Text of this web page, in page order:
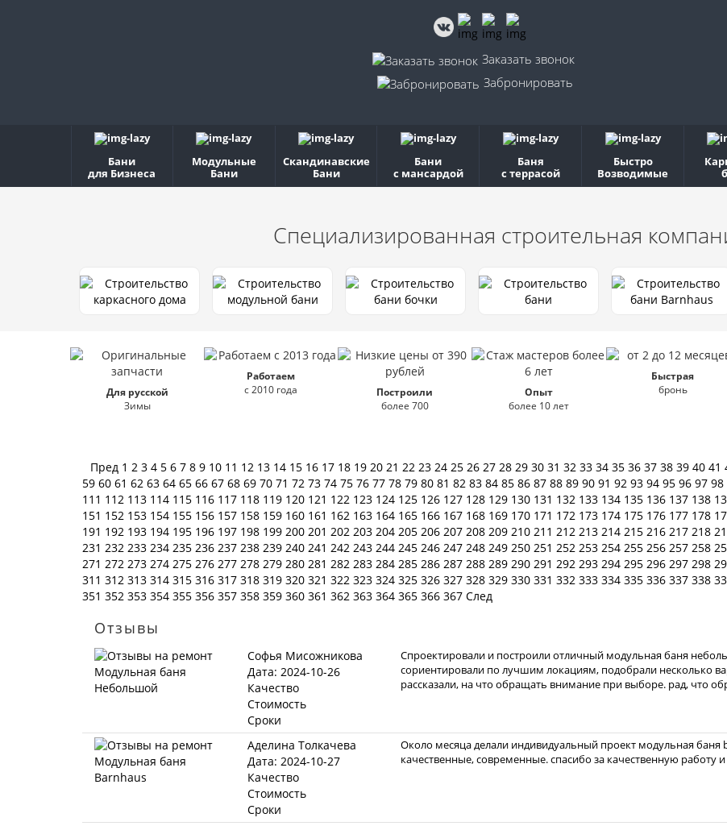
Заказать звонок
Забронировать
Бани
для Бизнеса
Модульные
Бани
Скандинавские
Бани
Бани
с мансардой
Баня
с террасой
Быстро
Возводимые
Специализированная строительная
Для русской
Зимы
Работаем
с 2010 года
Построили
более 700
Опыт
более 10 лет
Быстрая
бронь
Пред 1 2 3 4 5 6 7 8 9 10 11 12 13 14 15 16 17 18 19 20 21 22 23 24 25 26 27 28 29 30 31 32 33 34 35 36 37 38 39 40 41
59 60 61 62 63 64 65 66 67 68 69 70 71 72 73 74 75 76 77 78 79 80 81 82 83 84 85 86 87 88 89 90 91 92 93 94 95 96 97 98
111 112 113 114 115 116 117 118 119 120 121 122 123 124 125 126 127 128 129 130 131 132 133 134 135 136 137 138
151 152 153 154 155 156 157 158 159 160 161 162 163 164 165 166 167 168 169 170 171 172 173 174 175 176 177 178
191 192 193 194 195 196 197 198 199 200 201 202 203 204 205 206 207 208 209 210 211 212 213 214 215 216 217 218
231 232 233 234 235 236 237 238 239 240 241 242 243 244 245 246 247 248 249 250 251 252 253 254 255 256 257 258
271 272 273 274 275 276 277 278 279 280 281 282 283 284 285 286 287 288 289 290 291 292 293 294 295 296 297 298
311 312 313 314 315 316 317 318 319 320 321 322 323 324 325 326 327 328 329 330 331 332 333 334 335 336 337 338
351 352 353 354 355 356 357 358 359 360 361 362 363 364 365 366 367 След
Отзывы
Софья Мисожникова
Дата: 2024-10-26
Качество
Стоимость
Сроки
Спроектировали и построили отличный модульная баня
сориентировали по лучшим локациям, подобрали несколько
рассказали, на что обращать внимание при выборе. рад, что
Аделина Толкачева
Дата: 2024-10-27
Качество
Стоимость
Сроки
Около месяца делали индивидуальный проект модульная баня
качественные, современные. спасибо за качественную работу